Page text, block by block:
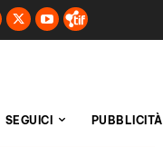
SEGUICI PUBBLICITÀ